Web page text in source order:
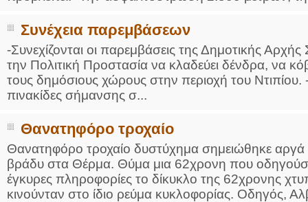
Συνέχεια παρεμβάσεων
-Συνεχίζονται οι παρεμβάσεις της Δημοτικής
την Πολιτική Προστασία να κλαδεύει δένδρα, να
τους δημόσιους χώρους στην περιοχή του
πινακίδες σήμανσης σ...
Θανατηφόρο τροχαίο
Θανατηφόρο τροχαίο δυστύχημα σημειώθηκε αργά
βράδυ στα Θέρμα. Θύμα μια 62χρονη που
έγκυρες πληροφορίες το δίκυκλο της 62χρονης
κινούνταν στο ίδιο ρεύμα κυκλοφορίας. Οδηγός,